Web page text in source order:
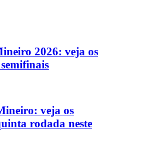
2026: veja os
veja os
rodada neste